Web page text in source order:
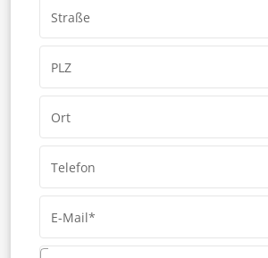
Straße
PLZ
Ort
Telefon
E-Mail*